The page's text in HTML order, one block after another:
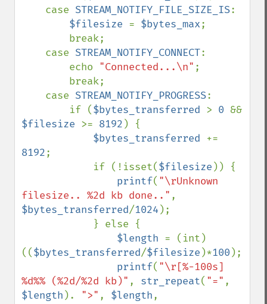
    case
STREAM_NOTIFY_FILE_SIZE_IS:
$filesize = $bytes_max;
    case
STREAM_NOTIFY_CONNECT:
        echo
"Connected...\n" ;
    case
STREAM_NOTIFY_PROGRESS:
        if (
$bytes_transferred > 0
$filesize >= 8192 ) {
$bytes_transferred
8192;
            if (!isset(
$filesize )) {
printf( "\rUnknown
filesize.. %2d kb done.."
$bytes_transferred/1024 );
$length = (int)
(($bytes_transferred/$filesize )*100 );
printf( "\r[%-100s]
%d%% (%2d/%2d kb)" , str_repeat( "="
$length ). ">" , $length,